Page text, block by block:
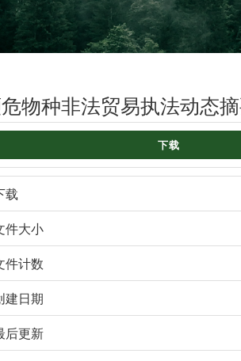
物种非法贸易执法动态
下载
载
件大小
件计数
建日期
后更新